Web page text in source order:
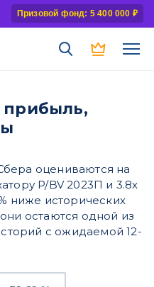
Призовой фонд: 5 400 000 ₽
прибыль,
оцениваются на
P/BV 2023П и 3.8х
ниже исторических
остаются одной из
с ожидаемой 12-